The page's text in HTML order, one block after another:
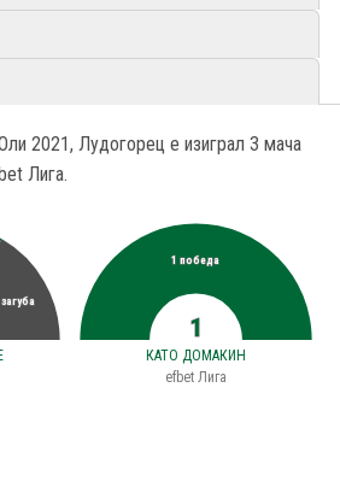
2021, Лудогорец е изиграл 3 мача
Лига.
загуба
1 победа
1
КАТО ДОМАКИН
efbet Лига